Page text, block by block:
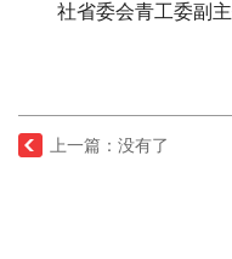
社省委会青工委副
上一篇：没有了